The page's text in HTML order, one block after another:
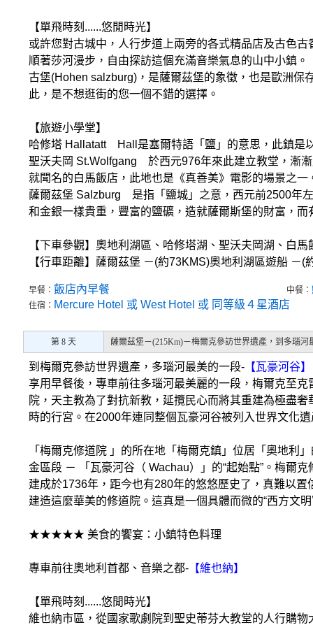
【單飛時刻......悠閒時光】
或許您對古城中，人行步道上兩旁的各式精品店及古色
順著莎河漫步，自由探訪這個充滿音樂氣息的山中小鎮。
古堡(Hohen salzburg)，是薩爾茲堡的象徵，也是歐洲
此，是不想逛街的您一個不錯的選擇。
【旅遊小學堂】
哈修塔 Hallatatt Hall是塞爾特語「鹽」的意思，此鎮是
聖沃夫岡 St.Wolfgang 於西元976年來此建立教堂，漸
就聞名的白馬飯店，此地也是《真善美》電影的場景之一
薩爾茲堡 Salzburg 是指「鹽城」之意，西元前2500年
和金銀一樣貴重，豐富的鹽礦，造就薩爾斯堡的財富，而
【下車參觀】奧地利湖區、哈修塔湖、聖沃夫岡湖、白
【行車距離】薩爾茲堡 －(約73KMS)奧地利湖區遊船 －(
早餐： 飯店內早餐 中餐：
住宿： Mercure Hotel 或 West Hotel 或 同等級４星酒店
第 8 天 薩爾茲堡－(215Km)－梅爾克參訪世界遺產，到多瑙
到梅爾克參訪世界遺產，多瑙河最美的一段- 【瓦豪河谷】
享用早餐後，專車前往多瑙河最美麗的一段，梅爾克至
院，天主教為了對抗新教，延攬民心而將其重建為極盡
時的行宮。在2000年連同整個瓦豪河谷被列入世界文化
「梅爾克修道院 」的所在地「梅爾克鎮」位居「奧地利
金區段 － 「瓦豪河谷（ Wachau）」的“起始點”。梅爾
建成於1736年，距今也有280年的悠悠歷史了，真難以
建造這麼華美的修道院。這真是一個具體而微的“西方文
★★★★★ 美食的饗宴：小鎮特色料理
專車前往奧地利首都、音樂之都- 【維也納】
【單飛時刻......悠閒時光】
維也納市區，從國家歌劇院到聖史蒂芬大教堂的人行購